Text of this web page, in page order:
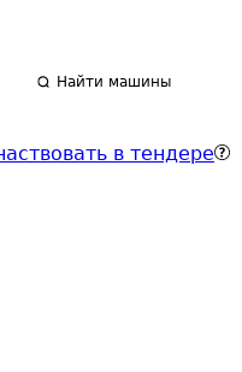
Найти машины
в тендере